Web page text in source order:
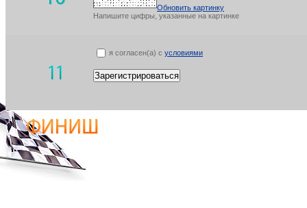
Обновить картинку
Напишите цифры, указанные на картинке
я согласен(а) с условиями
Зарегистрироваться